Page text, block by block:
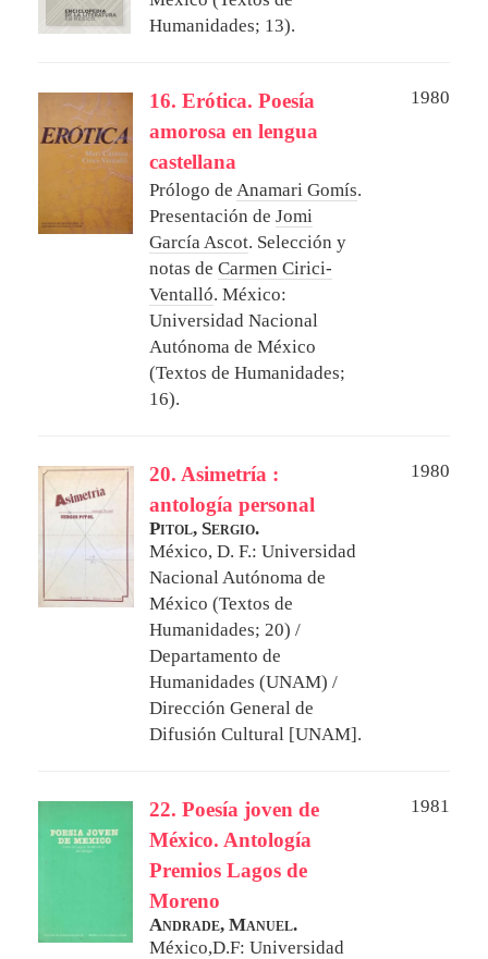
Humanidades; 13).
16. Erótica. Poesía
amorosa en lengua
castellana
1980
Prólogo de Anamari Gomís.
Presentación de Jomi
García Ascot. Selección y
notas de Carmen Cirici-
Ventalló. México:
Universidad Nacional
Autónoma de México
(Textos de Humanidades;
16).
20. Asimetría :
antología personal
1980
Pitol, Sergio.
México, D. F.: Universidad
Nacional Autónoma de
México (Textos de
Humanidades; 20) /
Departamento de
Humanidades (UNAM) /
Dirección General de
Difusión Cultural [UNAM].
22. Poesía joven de
México. Antología
Premios Lagos de
Moreno
1981
Andrade, Manuel.
México,D.F: Universidad